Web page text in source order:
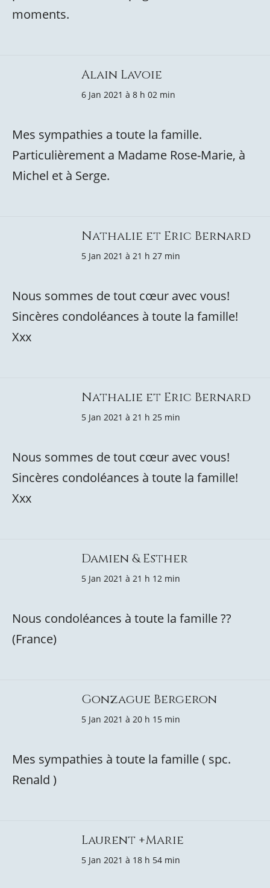
moments.
Alain Lavoie
6 Jan 2021 à 8 h 02 min
Mes sympathies a toute la famille.
Particulièrement a Madame Rose-Marie, à
Michel et à Serge.
Nathalie et Eric Bernard
5 Jan 2021 à 21 h 27 min
Nous sommes de tout cœur avec vous!
Sincères condoléances à toute la famille!
Xxx
Nathalie et Eric Bernard
5 Jan 2021 à 21 h 25 min
Nous sommes de tout cœur avec vous!
Sincères condoléances à toute la famille!
Xxx
Damien & Esther
5 Jan 2021 à 21 h 12 min
Nous condoléances à toute la famille ??
(France)
Gonzague Bergeron
5 Jan 2021 à 20 h 15 min
Mes sympathies à toute la famille ( spc.
Renald )
Laurent +Marie
5 Jan 2021 à 18 h 54 min